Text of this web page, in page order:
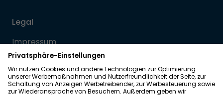
Legal
Impressum
Datenschutz
Allgemeine Geschäftsbedingungen
Barrierefreiheit